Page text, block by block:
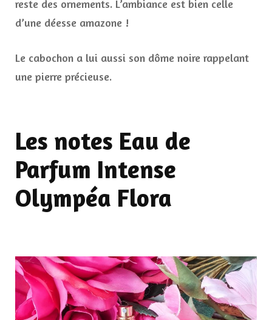
reste des ornements. L’ambiance est bien celle
d’une déesse amazone !
Le cabochon a lui aussi son dôme noire rappelant
une pierre précieuse.
Les notes Eau de
Parfum Intense
Olympéa Flora